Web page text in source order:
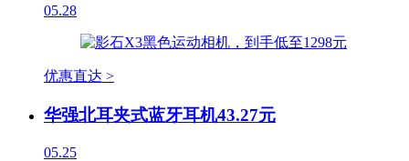
05.28
优惠直达 >
华强北耳夹式蓝牙耳机43.27元
05.25